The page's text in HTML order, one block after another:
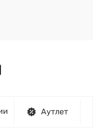
Аутлет